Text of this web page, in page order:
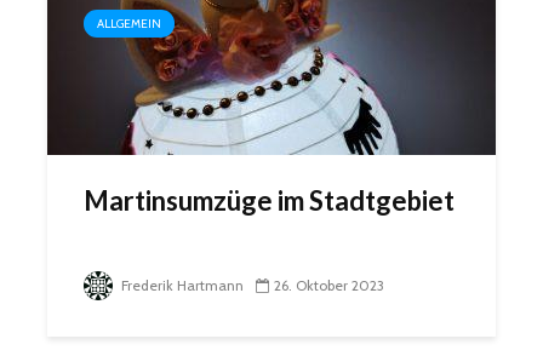
ALLGEMEIN
Martinsumzüge im Stadtgebiet
Frederik Hartmann 26. Oktober 2023